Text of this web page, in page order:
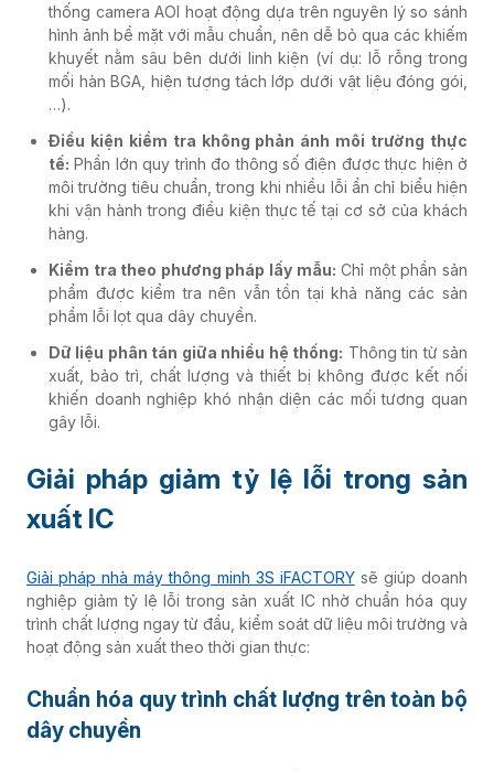
thống camera AOI hoạt động dựa trên nguyên lý so sánh
hình ảnh bề mặt với mẫu chuẩn, nên dễ bỏ qua các khiếm
khuyết nằm sâu bên dưới linh kiện (ví dụ: lỗ rỗng trong
mối hàn BGA, hiện tượng tách lớp dưới vật liệu đóng gói,
…).
Điều kiện kiểm tra không phản ánh môi trường thực
tế: Phần lớn quy trình đo thông số điện được thực hiện ở
môi trường tiêu chuẩn, trong khi nhiều lỗi ẩn chỉ biểu hiện
khi vận hành trong điều kiện thực tế tại cơ sở của khách
hàng.
Kiểm tra theo phương pháp lấy mẫu: Chỉ một phần sản
phẩm được kiểm tra nên vẫn tồn tại khả năng các sản
phẩm lỗi lọt qua dây chuyền.
Dữ liệu phân tán giữa nhiều hệ thống: Thông tin từ sản
xuất, bảo trì, chất lượng và thiết bị không được kết nối
khiến doanh nghiệp khó nhận diện các mối tương quan
gây lỗi.
Giải pháp giảm tỷ lệ lỗi trong sản
xuất IC
Giải pháp nhà máy thông minh 3S iFACTORYsẽ giúp doanh
nghiệp giảm tỷ lệ lỗi trong sản xuất IC nhờ chuẩn hóa quy
trình chất lượng ngay từ đầu, kiểm soát dữ liệu môi trường và
hoạt động sản xuất theo thời gian thực:
Chuẩn hóa quy trình chất lượng trên toàn bộ
dây chuyền